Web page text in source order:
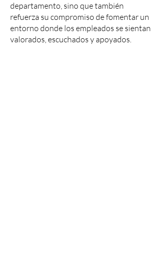
departamento, sino que también
refuerza su compromiso de fomentar un
entorno donde los empleados se sientan
valorados, escuchados y apoyados.